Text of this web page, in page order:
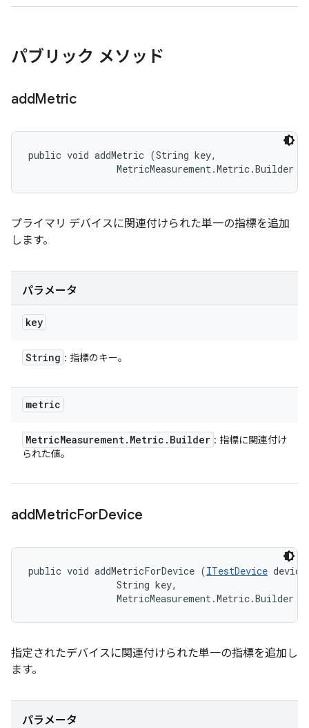
パブリック メソッド
addMetric
public void addMetric (String key,
MetricMeasurement.Metric.Builder
プライマリ デバイスに関連付けられた単一の指標を追加
します。
パラメータ
key
String : 指標のキー。
metric
MetricMeasurement. Metric . Builder : 指標に関連付け
られた値。
addMetricForDevice
public void addMetricForDevice (ITestDevice
                String key,
MetricMeasurement.Metric.Builder
指定されたデバイスに関連付けられた単一の指標を追加し
ます。
パラメータ